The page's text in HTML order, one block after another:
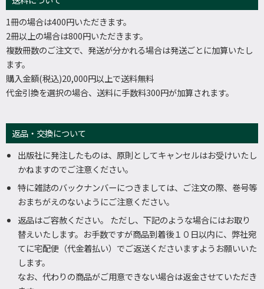
1冊の場合は400円いただきます。
2冊以上の場合は800円いただきます。
複数冊数のご注文で、発送が分かれる場合は発送ごとに加算いたし
ます。
購入金額(税込)20,000円以上で送料無料
代金引換を選択の場合、送料に手数料300円が加算されます。
返品・交換について
出版社に発注したものは、原則としてキャンセルはお受けいたし
かねますのでご注意ください。
特に雑誌のバックナンバーにつきましては、ご注文の際、巻号等
おまちがえのないようにご注意ください。
返品はご容赦ください。 ただし、下記のような場合にはお取り
替えいたします。お手数ですが商品到着後１０日以内に、弊社宛
てに宅配便（代金着払い）でご返送くださいますようお願いいた
します。
なお、代わりの商品がご用意できない場合は返金させていただき